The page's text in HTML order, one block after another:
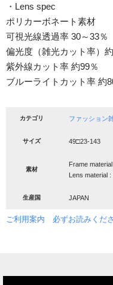
・Lens spec
ポリカーボネート素材
可視光線透過率 30～33％
偏光度（雑光カット率）
紫外線カット率 約99％
ブルーライトカット率 約
カテゴリ ファッション
サイズ 49□23-143
素材
Frame
Lens material
生産国 JAPAN
ご利用案内 必ずお読みくだ